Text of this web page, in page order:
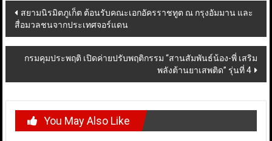
Post
navigation
สยามนิรมิตภูเก็ต ต้อนรับคณะเอกอัครราชทูต ณ กรุงอัมมาน และ
สื่อมวลชนจากประเทศจอร์แดน
กรมคุมประพฤติ เปิดค่ายปรับพฤติกรรม “สานสัมพันธ์น้อง-พี่ เสริม
พลังต้านยาเสพติด” รุ่นที่ 4
You May Also Like